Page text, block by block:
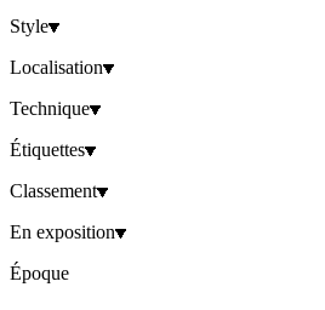
Style
Localisation
Technique
Étiquettes
Classement
En exposition
Époque